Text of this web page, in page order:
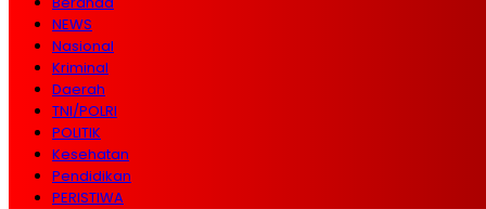
NEWS
Nasional
Kriminal
Daerah
TNI/POLRI
POLITIK
Kesehatan
Pendidikan
PERISTIWA